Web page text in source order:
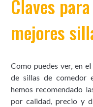
Claves
mejores
Como puedes ver, en
de sillas de comedor
hemos recomendado
por calidad, precio y